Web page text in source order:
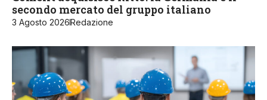
secondo mercato del gruppo italiano
3 Agosto 2026Redazione